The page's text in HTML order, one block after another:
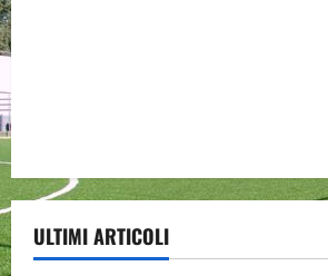
ULTIMI ARTICOLI